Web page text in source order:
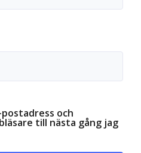
och
till nästa gång jag